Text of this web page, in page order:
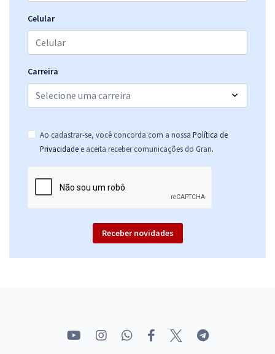
Celular
Carreira
Ao cadastrar-se, você concorda com a nossa Política de
Privacidade e aceita receber comunicações do Gran.
Receber novidades